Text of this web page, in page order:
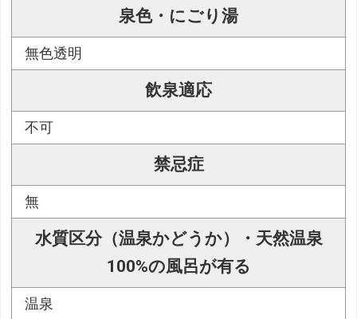
泉色・にごり湯
無色透明
飲泉適応
不可
禁忌症
無
水質区分（温泉かどうか）・天然温泉
100%の風呂が有る
温泉